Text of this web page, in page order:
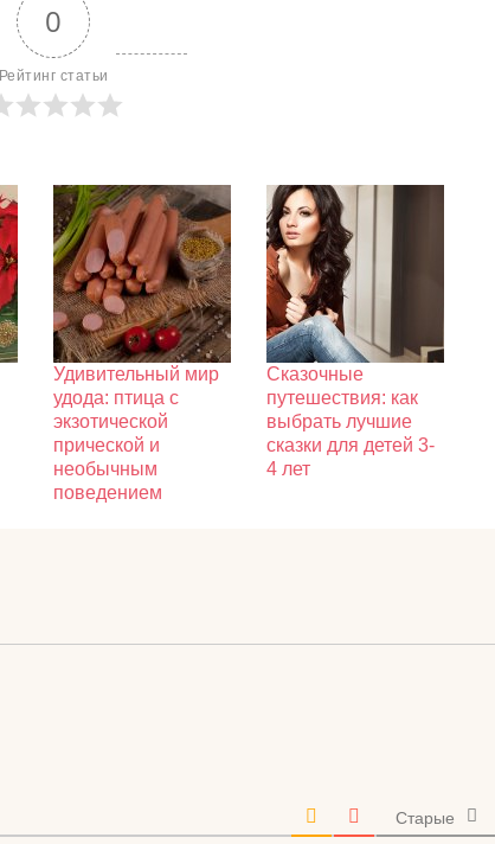
0
Рейтинг статьи
Удивительный мир
удода: птица с
экзотической
прической и
необычным
поведением
Сказочные
путешествия: как
выбрать лучшие
сказки для детей 3-
4 лет
Старые